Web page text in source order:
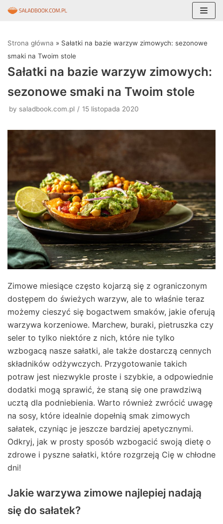
do
treści
Strona główna » Sałatki na bazie warzyw zimowych: sezonowe
smaki na Twoim stole
Sałatki na bazie warzyw zimowych:
sezonowe smaki na Twoim stole
by saladbook.com.pl 15 listopada 2020
Zimowe miesiące często kojarzą się z ograniczonym
dostępem do świeżych warzyw, ale to właśnie teraz
możemy cieszyć się bogactwem smaków, jakie oferują
warzywa korzeniowe. Marchew, buraki, pietruszka czy
seler to tylko niektóre z nich, które nie tylko
wzbogacą nasze sałatki, ale także dostarczą cennych
składników odżywczych. Przygotowanie takich
potraw jest niezwykle proste i szybkie, a odpowiednie
dodatki mogą sprawić, że staną się one prawdziwą
ucztą dla podniebienia. Warto również zwrócić uwagę
na sosy, które idealnie dopełnią smak zimowych
sałatek, czyniąc je jeszcze bardziej apetycznymi.
Odkryj, jak w prosty sposób wzbogacić swoją dietę o
zdrowe i pyszne sałatki, które rozgrzeją Cię w chłodne
dni!
Jakie warzywa zimowe najlepiej nadają
się do sałatek?